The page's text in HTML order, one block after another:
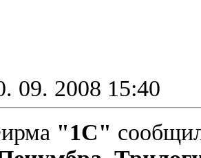
09. 2008 15:40
"1С"